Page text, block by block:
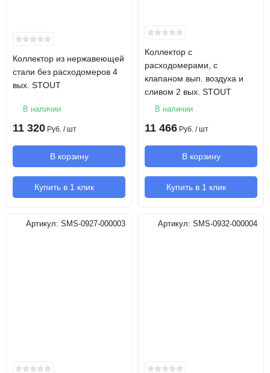
Коллектор из нержавеющей
стали без расходомеров 4
вых. STOUT
В наличии
11 320 Руб. / шт
В корзину
Купить в 1 клик
Коллектор с
расходомерами, с
клапаном вып. воздуха и
сливом 2 вых. STOUT
В наличии
11 466 Руб. / шт
В корзину
Купить в 1 клик
Артикул: SMS-0927-000003 Артикул: SMS-0932-000004